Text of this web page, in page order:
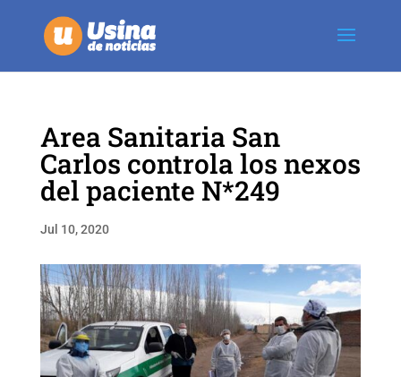
Area Sanitaria San
Carlos controla los nexos
del paciente N*249
Jul 10, 2020